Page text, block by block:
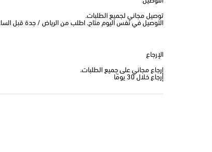
توصيل مجاني لجميع الطلبات.
التوصيل في نفس اليوم متاح. اطلب من الرياض / جدة قبل الساعة 1
الإرجاع
إرجاع مجاني على جميع الطلبات.
إرجاع خلال 30 يومًا